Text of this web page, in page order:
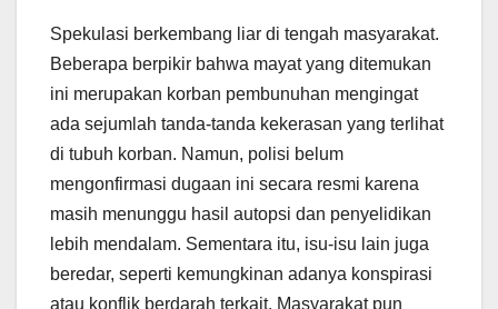
Spekulasi berkembang liar di tengah masyarakat.
Beberapa berpikir bahwa mayat yang ditemukan
ini merupakan korban pembunuhan mengingat
ada sejumlah tanda-tanda kekerasan yang terlihat
di tubuh korban. Namun, polisi belum
mengonfirmasi dugaan ini secara resmi karena
masih menunggu hasil autopsi dan penyelidikan
lebih mendalam. Sementara itu, isu-isu lain juga
beredar, seperti kemungkinan adanya konspirasi
atau konflik berdarah terkait. Masyarakat pun